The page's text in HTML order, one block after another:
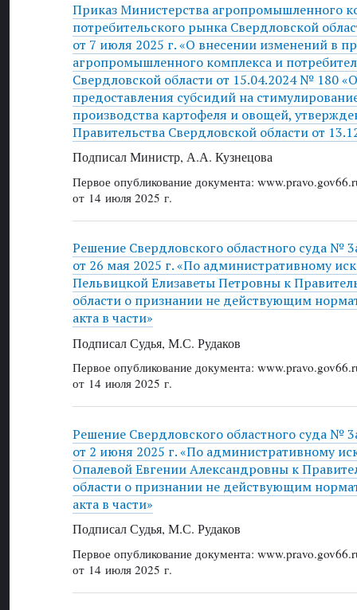
Приказ Министерства агропромышленного
потребительского рынка Свердловской
от 7 июля 2025 г. «О внесении изменений в
агропромышленного комплекса и
Свердловской области от 15.04.2024 № 180
предоставления субсидий на
производства картофеля и овощей,
Правительства Свердловской области от
Подписал Министр, А.А. Кузнецова
Первое опубликование документа:
от 14 июля 2025 г.
Решение Свердловского областного суда №
от 26 мая 2025 г. «По административному
Пельвицкой Елизаветы Петровны к
области о признании не действующим
акта в части»
Подписал Судья, М.С. Рудаков
Первое опубликование документа:
от 14 июля 2025 г.
Решение Свердловского областного суда №
от 2 июня 2025 г. «По административному
Опалевой Евгении Александровны к
области о признании не действующим
акта в части»
Подписал Судья, М.С. Рудаков
Первое опубликование документа:
от 14 июля 2025 г.